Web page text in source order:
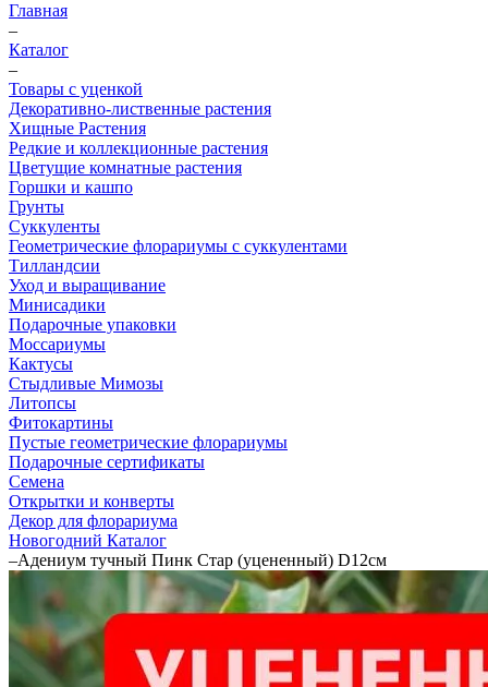
Главная
–
Каталог
–
Товары с уценкой
Декоративно-лиственные растения
Хищные Растения
Редкие и коллекционные растения
Цветущие комнатные растения
Горшки и кашпо
Грунты
Суккуленты
Геометрические флорариумы с суккулентами
Тилландсии
Уход и выращивание
Минисадики
Подарочные упаковки
Моссариумы
Кактусы
Стыдливые Мимозы
Литопсы
Фитокартины
Пустые геометрические флорариумы
Подарочные сертификаты
Семена
Открытки и конверты
Декор для флорариума
Новогодний Каталог
–Адениум тучный Пинк Стар (уцененный) D12см